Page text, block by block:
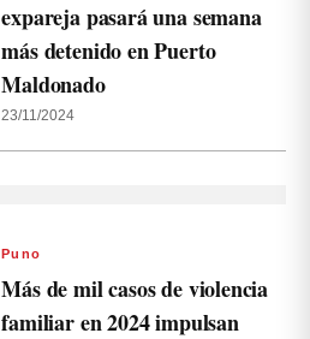
expareja pasará una semana
más detenido en Puerto
Maldonado
23/11/2024
Puno
Más de mil casos de violencia
familiar en 2024 impulsan